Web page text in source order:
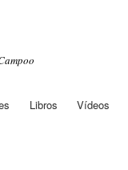
Libros Vídeos